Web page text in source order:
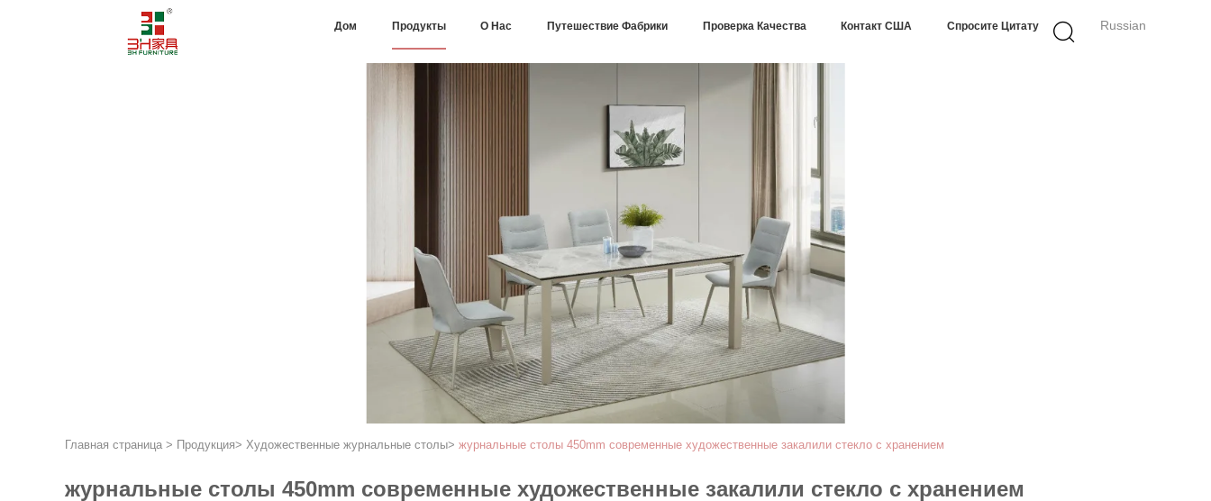
Russian
Дом Продукты О Нас Путешествие Фабрики Проверка Качества Контакт США Спросите Цитату
Главная страница > Продукция> Художественные журнальные столы> журнальные столы 450mm современные художественные закалили стекло с хранением
журнальные столы 450mm современные художественные закалили стекло с хранением